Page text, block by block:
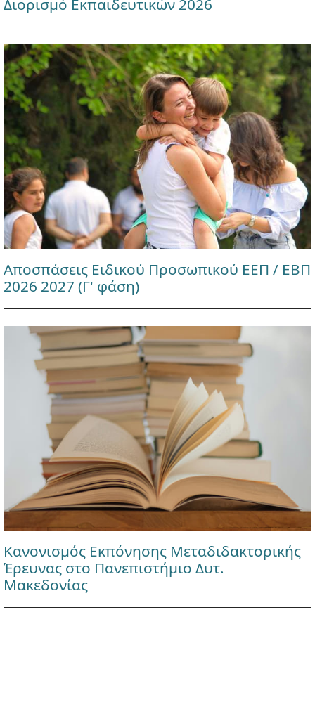
Διορισμό Εκπαιδευτικών 2026
Αποσπάσεις Ειδικού Προσωπικού ΕΕΠ / ΕΒΠ
2026 2027 (Γ' φάση)
Κανονισμός Εκπόνησης Μεταδιδακτορικής
Έρευνας στο Πανεπιστήμιο Δυτ.
Μακεδονίας